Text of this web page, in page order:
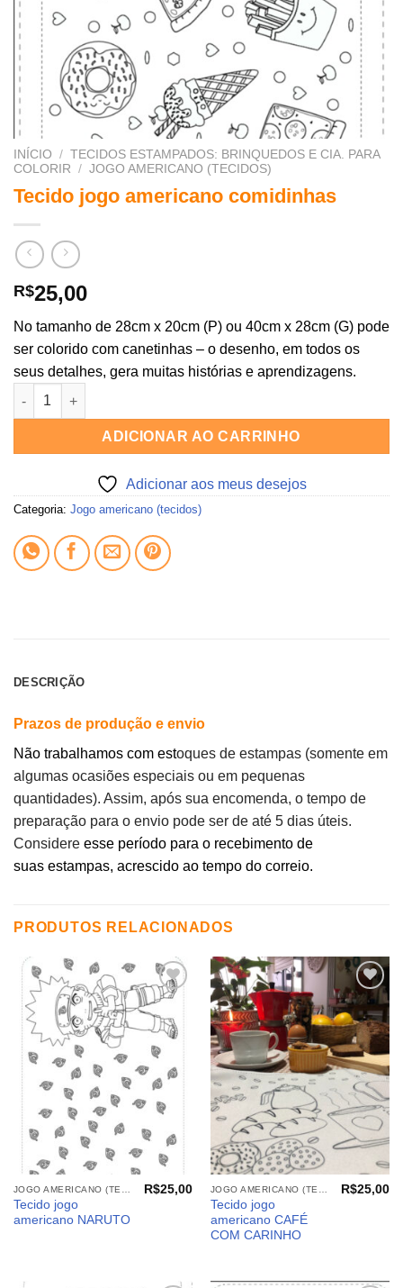
INÍCIO / TECIDOS ESTAMPADOS: BRINQUEDOS E CIA. PARA
COLORIR
/ JOGO AMERICANO (TECIDOS)
Tecido jogo americano comidinhas
R$25,00
No tamanho de 28cm x 20cm (P) ou 40cm x 28cm (G) pode
ser colorido com canetinhas – o desenho, em todos os
seus detalhes, gera muitas histórias e aprendizagens.
Tecido jogo americano comidinhas quantidade
ADICIONAR AO CARRINHO
Adicionar aos meus desejos
Categoria: Jogo americano (tecidos)
DESCRIÇÃO
Prazos de produção e envio
Não trabalhamos com estoques de estampas (somente em
algumas ocasiões especiais ou em pequenas
quantidades). Assim, após sua encomenda, o tempo de
preparação para o envio pode ser de até 5 dias úteis.
Considere esse período para o recebimento de
suas estampas, acrescido ao tempo do correio.
PRODUTOS RELACIONADOS
Adicionar
aos
meus
desejos
Tecido jogo
americano NARUTO
R$25,00
Adicionar
aos
meus
desejos
Tecido jogo
americano CAFÉ
COM CARINHO
R$25,00